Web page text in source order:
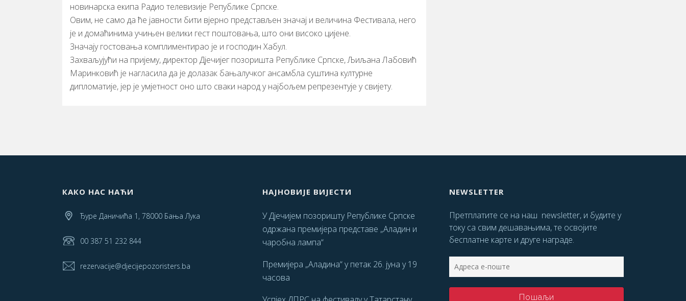
новинарска екипа Радио телевизије Републике Српске.
Овим, не само да ће јавности бити вјерно представљен значај и величина Фестивала, него
је и домаћинима учињен велики гест поштовања, што они високо цијене.
Значају гостовања комплиментирао је и господин Хабул.
Захваљујући на пријему, директор Дјечијег позоришта Републике Српске, Љиљана Лабовић
Маринковић је нагласила да је долазак бањалучког ансамбла суштина културне
дипломатије, јер је умјетност оно што сваки народ у најбољем репрезентује у свијету.
КАКО НАС НАЋИ
Ђуре Даничића 1, 78000 Бања Лука
00 387 51 232 844
rezervacije@djecijepozoristers.ba
НАЈНОВИЈЕ ВИЈЕСТИ
У Дјечијем позоришту Републике Српске
одржана премијера представе „Аладин и
чаробна лампа“
Премијера „Аладина“ у петак 26. јуна у 19
часова
NEWSLETTER
Претплатите се на наш newsletter, и будите у
току са свим дешавањима, те освојите
бесплатне карте и друге награде.